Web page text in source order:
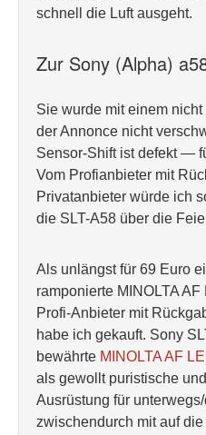
schnell die Luft ausgeht.
Zur Sony (Alpha)
Sie wurde mit einem
der Annonce nicht
Sensor-Shift ist defekt —
Vom Profianbieter mit
Privatanbieter würde ich
die SLT-A58 über die
Als unlängst für 69 Euro
ramponierte MINOLTA
Profi-Anbieter mit
habe ich gekauft. Sony
bewährte MINOLTA AF
als gewollt puristische
Ausrüstung für
zwischendurch mit auf